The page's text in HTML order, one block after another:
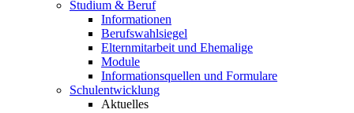
Studium & Beruf
Informationen
Berufswahlsiegel
Elternmitarbeit und Ehemalige
Module
Informationsquellen und Formulare
Schulentwicklung
Aktuelles